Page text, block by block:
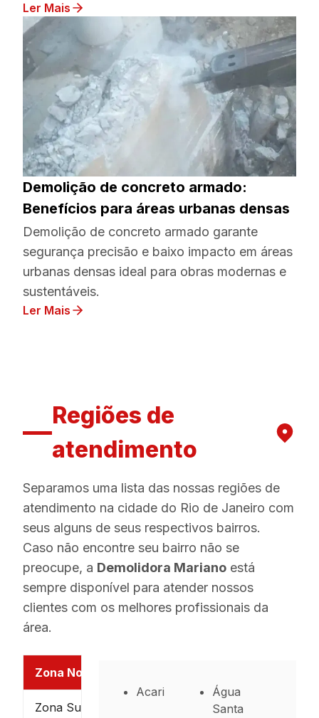
Ler Mais
Demolição de concreto armado:
Benefícios para áreas urbanas densas
Demolição de concreto armado garante
segurança precisão e baixo impacto em áreas
urbanas densas ideal para obras modernas e
sustentáveis.
Ler Mais
Regiões de
atendimento
Separamos uma lista das nossas regiões de
atendimento na cidade do Rio de Janeiro com
seus alguns de seus respectivos bairros.
Caso não encontre seu bairro não se
preocupe, a Demolidora Mariano está
sempre disponível para atender nossos
clientes com os melhores profissionais da
área.
Zona Norte
Zona Sul
Acari
Água
Santa